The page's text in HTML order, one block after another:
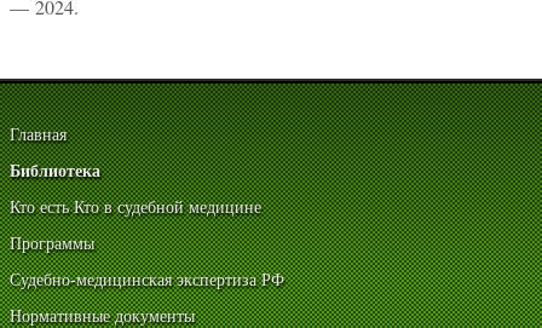
— 2024.
Главная
Библиотека
Кто есть Кто в судебной медицине
Программы
Судебно-медицинская экспертиза РФ
Нормативные документы